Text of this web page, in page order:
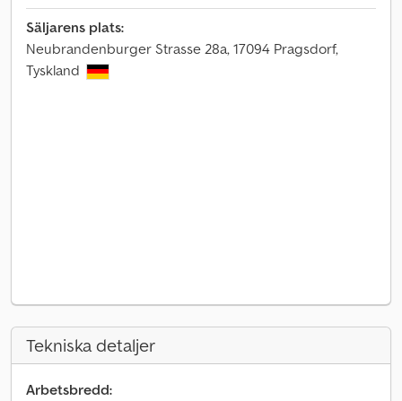
Säljarens plats:
Neubrandenburger Strasse 28a, 17094 Pragsdorf,
Tyskland
Tekniska detaljer
Arbetsbredd: